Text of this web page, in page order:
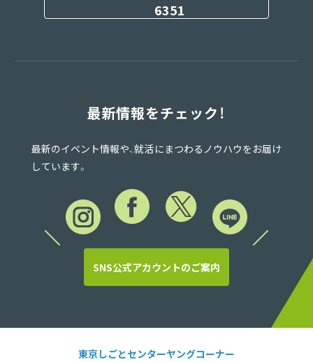
6351
最新情報をチェック！
最新のイベント情報や、就活にまつわるノウハウをお届け
しています。
SNS公式アカウントのご案内
東京しごとセンターヤングコーナー